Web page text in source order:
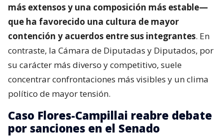
más extensos y una composición más estable—
que ha favorecido una cultura de mayor
contención y acuerdos entre sus integrantes. En
contraste, la Cámara de Diputadas y Diputados, por
su carácter más diverso y competitivo, suele
concentrar confrontaciones más visibles y un clima
político de mayor tensión.
Caso Flores-Campillai reabre debate
por sanciones en el Senado